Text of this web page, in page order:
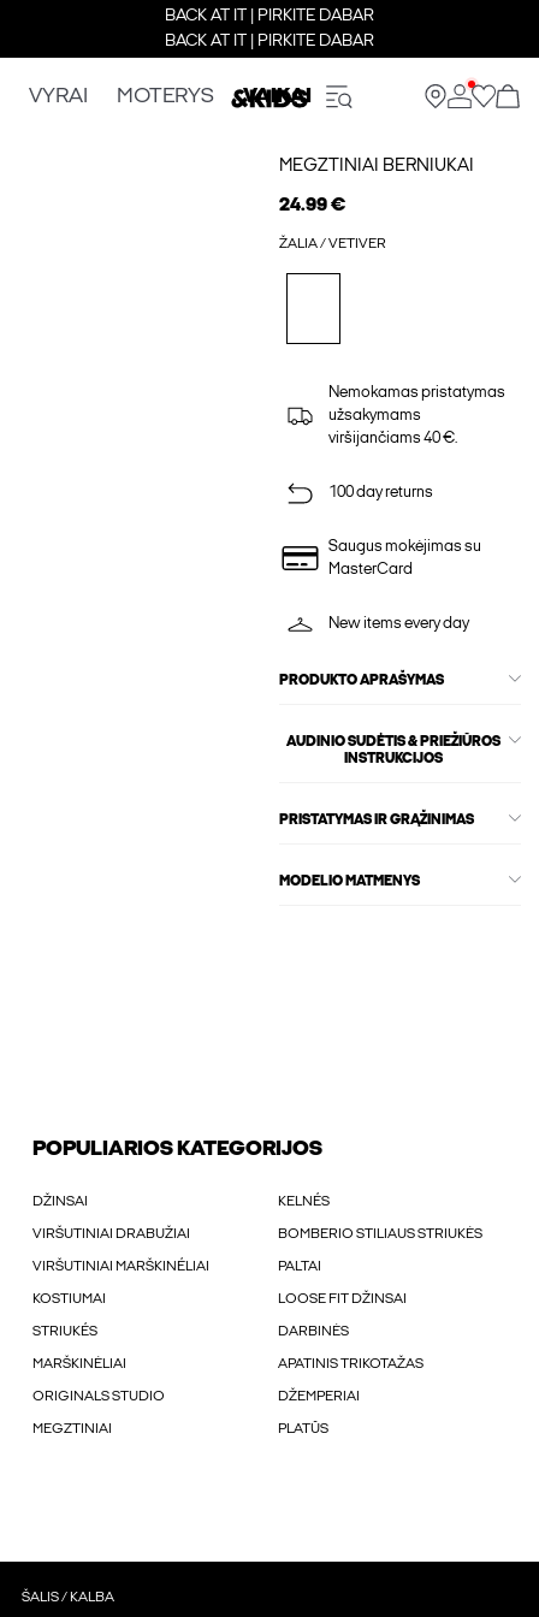
BACK AT IT | PIRKITE DABAR
BACK AT IT | PIRKITE DABAR
VYRAI MOTERYS VAIKAI
MEGZTINIAI BERNIUKAI
24.99 €
ŽALIA / VETIVER
Nemokamas pristatymas
užsakymams
viršijančiams 40 €.
100 day returns
Saugus mokėjimas su
MasterCard
New items every day
PRODUKTO APRAŠYMAS
AUDINIO SUDĖTIS & PRIEŽIŪROS
INSTRUKCIJOS
PRISTATYMAS IR GRĄŽINIMAS
MODELIO MATMENYS
POPULIARIOS KATEGORIJOS
DŽINSAI KELNÉS
VIRŠUTINIAI DRABUŽIAI BOMBERIO STILIAUS STRIUKĖS
VIRŠUTINIAI MARŠKINÉLIAI PALTAI
KOSTIUMAI LOOSE FIT DŽINSAI
STRIUKÉS DARBINĖS
MARŠKINĖLIAI APATINIS TRIKOTAŽAS
ORIGINALS STUDIO DŽEMPERIAI
MEGZTINIAI PLATŪS
ŠALIS / KALBA